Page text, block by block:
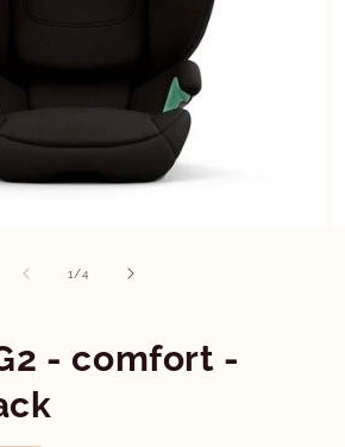
1 /van
4
- comfort -